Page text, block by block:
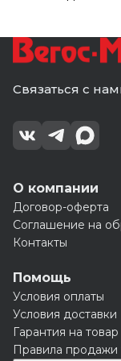
Связаться с
О компании
Договор-оферта
Соглашение на
Контакты
Помощь
Условия оплаты
Условия доставки
Гарантия на товар
Правила продажи